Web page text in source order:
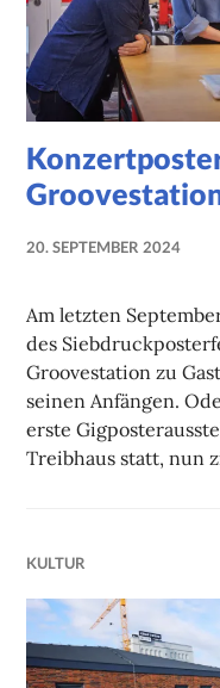
20. SEPTEMBER 2024
Am letzten
des
Groovestation zu
seinen Anfängen.
erste
Treibhaus statt, nun
KULTUR